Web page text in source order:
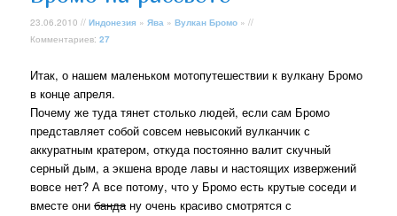
23.06.2010 //Индонезия »Ява »Вулкан Бромо » //
Комментариев:27
Итак, о нашем маленьком мотопутешествии к вулкану Бромо
в конце апреля.
Почему же туда тянет столько людей, если сам Бромо
представляет собой совсем невысокий вулканчик с
аккуратным кратером, откуда постоянно валит скучный
серный дым, а экшена вроде лавы и настоящих извержений
вовсе нет? А все потому, что у Бромо есть крутые соседи и
вместе онибанда ну очень красиво смотрятся с